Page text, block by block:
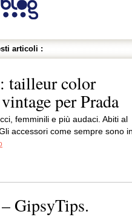
articoli :
tailleur color
per Prada
femminili e più audaci. Abiti al
accessori come sempre sono
GipsyTips.